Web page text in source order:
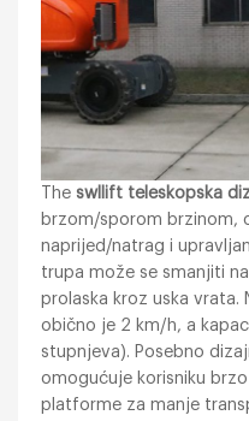
The swllift teleskopska
brzom/sporom brzinom,
naprijed/natrag i
trupa može se smanjiti
prolaska kroz uska vrata.
obično je 2 km/h, a
stupnjeva). Posebno
omogućuje korisniku
platforme za manje